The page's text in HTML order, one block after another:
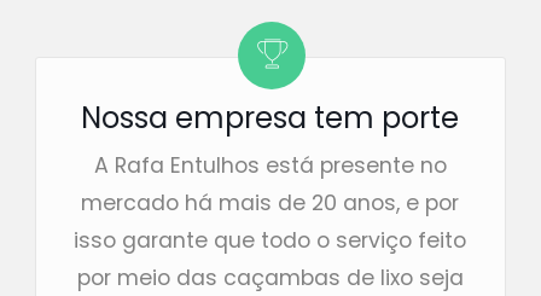
Nossa empresa tem porte
A Rafa Entulhos está presente no
mercado há mais de 20 anos, e por
isso garante que todo o serviço feito
por meio das caçambas de lixo seja